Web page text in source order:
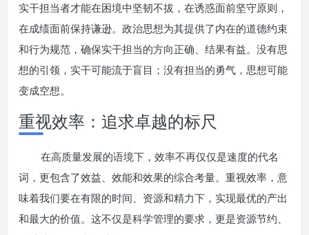
实干担当者才能在困境中坚韧不拔，在诱惑面前坚守原则，
在成绩面前保持谦逊。政治思想为其提供了内在的道德约束
和行为规范，确保实干担当的方向正确、结果有益。没有思
想的引领，实干可能流于盲目；没有担当的勇气，思想可能
变成空想。
重视效率：追求卓越的标尺
在高质量发展的语境下，效率不再仅仅是速度的代名
词，更包含了效益、效能和效果的综合考量。重视效率，意
味着我们要在有限的时间、资源和精力下，实现最优的产出
和最大的价值。这不仅是科学管理的要求，更是资源节约、